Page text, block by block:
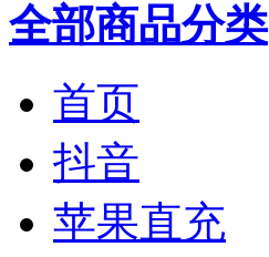
全部商品分类
首页
抖音
苹果直充